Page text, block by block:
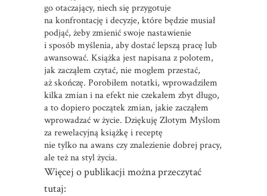
go otaczający, niech się przygotuje
na konfrontację i decyzje, które będzie musiał
podjąć, żeby zmienić swoje nastawienie
i sposób myślenia, aby dostać lepszą pracę lub
awansować. Książka jest napisana z polotem,
jak zacząłem czytać, nie mogłem przestać,
aż skończę. Porobiłem notatki, wprowadziłem
kilka zmian i na efekt nie czekałem zbyt długo,
a to dopiero początek zmian, jakie zacząłem
wprowadzać w życie. Dziękuję Złotym Myślom
za rewelacyjną książkę i receptę
nie tylko na awans czy znalezienie dobrej pracy,
ale też na styl życia.
Więcej o publikacji można przeczytać
tutaj: